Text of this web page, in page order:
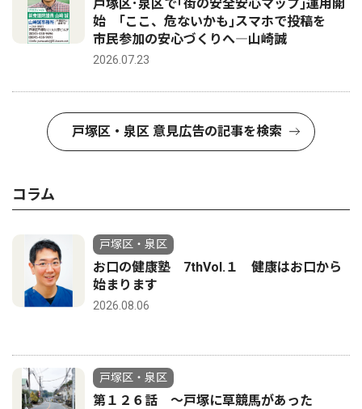
戸塚区･泉区で｢街の安全安心マップ｣運用開
始 ｢ここ、危ないかも｣スマホで投稿を
市民参加の安心づくりへ―山崎誠
2026.07.23
戸塚区・泉区 意見広告の記事を検索
コラム
戸塚区・泉区
お口の健康塾 7thVol.１ 健康はお口から
始まります
2026.08.06
戸塚区・泉区
第１２６話 〜戸塚に草競馬があった